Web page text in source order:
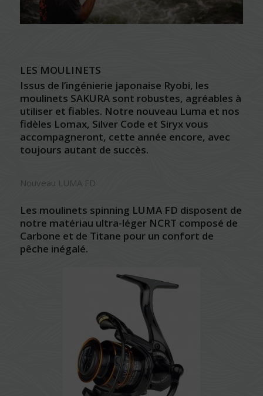
LES MOULINETS
Issus de l’ingénierie japonaise Ryobi, les
moulinets SAKURA sont robustes, agréables à
utiliser et fiables. Notre nouveau Luma et nos
fidèles Lomax, Silver Code et Siryxvous
accompagneront, cette année encore, avec
toujours autant de succès.
Nouveau LUMA FD
Les moulinets spinning LUMA FD disposent de
notre matériau ultra-léger NCRT composé de
Carbone et de Titane pour un confort de
pêche inégalé.